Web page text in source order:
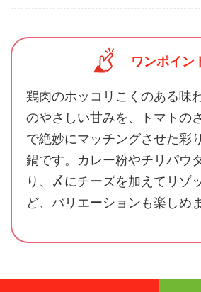
ワンポイン
鶏肉のホッコリこくのある味
のやさしい甘みを、トマトの
で絶妙にマッチングさせた彩
鍋です。カレー粉やチリパウ
り、〆にチーズを加えてリゾ
ど、バリエーションも楽しめ